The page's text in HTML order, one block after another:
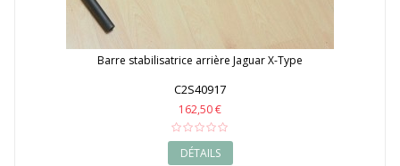
Barre stabilisatrice arrière Jaguar X-Type
C2S40917
162,50 €
DÉTAILS